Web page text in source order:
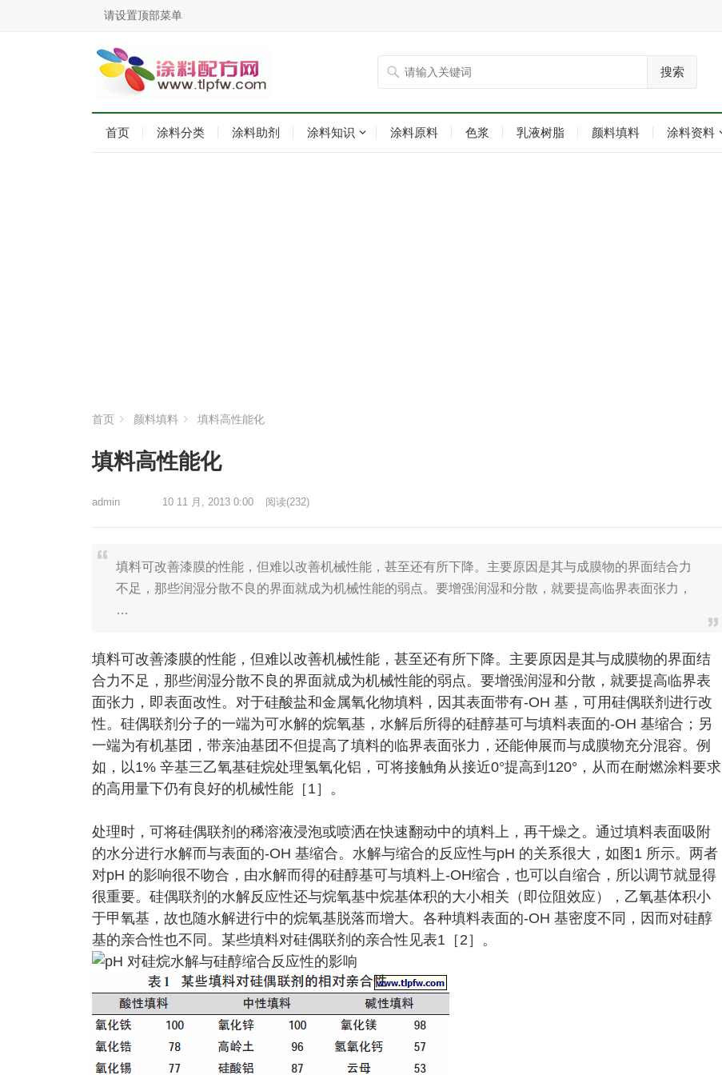
请设置顶部菜单
搜索
首页 涂料分类 涂料助剂 涂料知识 涂料原料 色浆 乳液树脂 颜料填料 涂料资料
首页 颜料填料 填料高性能化
填料高性能化
admin 10 11 月, 2013 0:00 阅读(232)
填料可改善漆膜的性能，但难以改善机械性能，甚至还有所下降。主要原因是其与成膜物的界面结合力
不足，那些润湿分散不良的界面就成为机械性能的弱点。要增强润湿和分散，就要提高临界表面张力，
…
填料可改善漆膜的性能，但难以改善机械性能，甚至还有所下降。主要原因是其与成膜物的界面结
合力不足，那些润湿分散不良的界面就成为机械性能的弱点。要增强润湿和分散，就要提高临界表
面张力，即表面改性。对于硅酸盐和金属氧化物填料，因其表面带有-OH 基，可用硅偶联剂进行改
性。硅偶联剂分子的一端为可水解的烷氧基，水解后所得的硅醇基可与填料表面的-OH 基缩合；另
一端为有机基团，带亲油基团不但提高了填料的临界表面张力，还能伸展而与成膜物充分混容。例
如，以1% 辛基三乙氧基硅烷处理氢氧化铝，可将接触角从接近0°提高到120°，从而在耐燃涂料要求
的高用量下仍有良好的机械性能［1］。
处理时，可将硅偶联剂的稀溶液浸泡或喷洒在快速翻动中的填料上，再干燥之。通过填料表面吸附
的水分进行水解而与表面的-OH 基缩合。水解与缩合的反应性与pH 的关系很大，如图1 所示。两者
对pH 的影响很不吻合，由水解而得的硅醇基可与填料上-OH缩合，也可以自缩合，所以调节就显得
很重要。硅偶联剂的水解反应性还与烷氧基中烷基体积的大小相关（即位阻效应），乙氧基体积小
于甲氧基，故也随水解进行中的烷氧基脱落而增大。各种填料表面的-OH 基密度不同，因而对硅醇
基的亲合性也不同。某些填料对硅偶联剂的亲合性见表1［2］。